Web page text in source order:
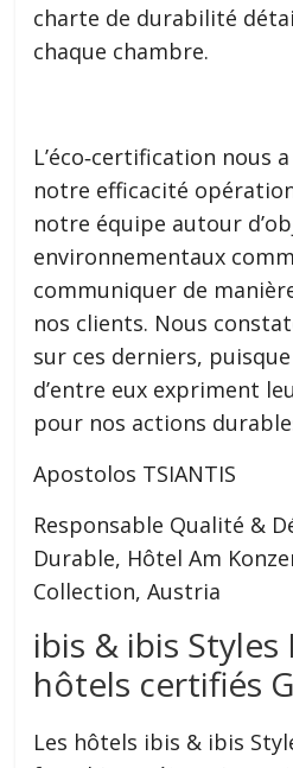
charte de durabilité
chaque chambre.
L’éco‑certification nous
notre efficacité
notre équipe autour
environnementaux
communiquer de
nos clients. Nous
sur ces derniers,
d’entre eux expriment
pour nos actions
Apostolos TSIANTIS
Responsable Qualité &
Durable, Hôtel Am
Collection, Austria
ibis & ibis Styles
hôtels certifiés
Les hôtels ibis & ibis